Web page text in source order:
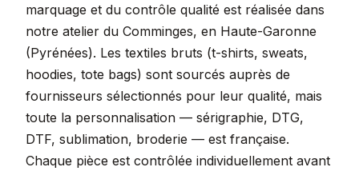
marquage et du contrôle qualité est réalisée dans
notre atelier du Comminges, en Haute-Garonne
(Pyrénées). Les textiles bruts (t-shirts, sweats,
hoodies, tote bags) sont sourcés auprès de
fournisseurs sélectionnés pour leur qualité, mais
toute la personnalisation — sérigraphie, DTG,
DTF, sublimation, broderie — est française.
Chaque pièce est contrôlée individuellement avant